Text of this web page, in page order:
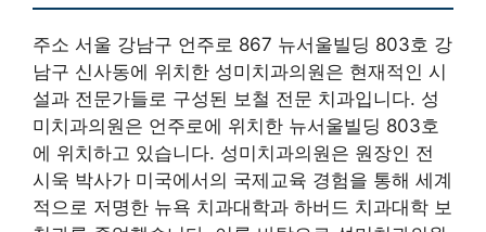
주소 서울 강남구 언주로 867 뉴서울빌딩 803호 강
남구 신사동에 위치한 성미치과의원은 현재적인 시
설과 전문가들로 구성된 보철 전문 치과입니다. 성
미치과의원은 언주로에 위치한 뉴서울빌딩 803호
에 위치하고 있습니다. 성미치과의원은 원장인 전
시욱 박사가 미국에서의 국제교육 경험을 통해 세계
적으로 저명한 뉴욕 치과대학과 하버드 치과대학 보